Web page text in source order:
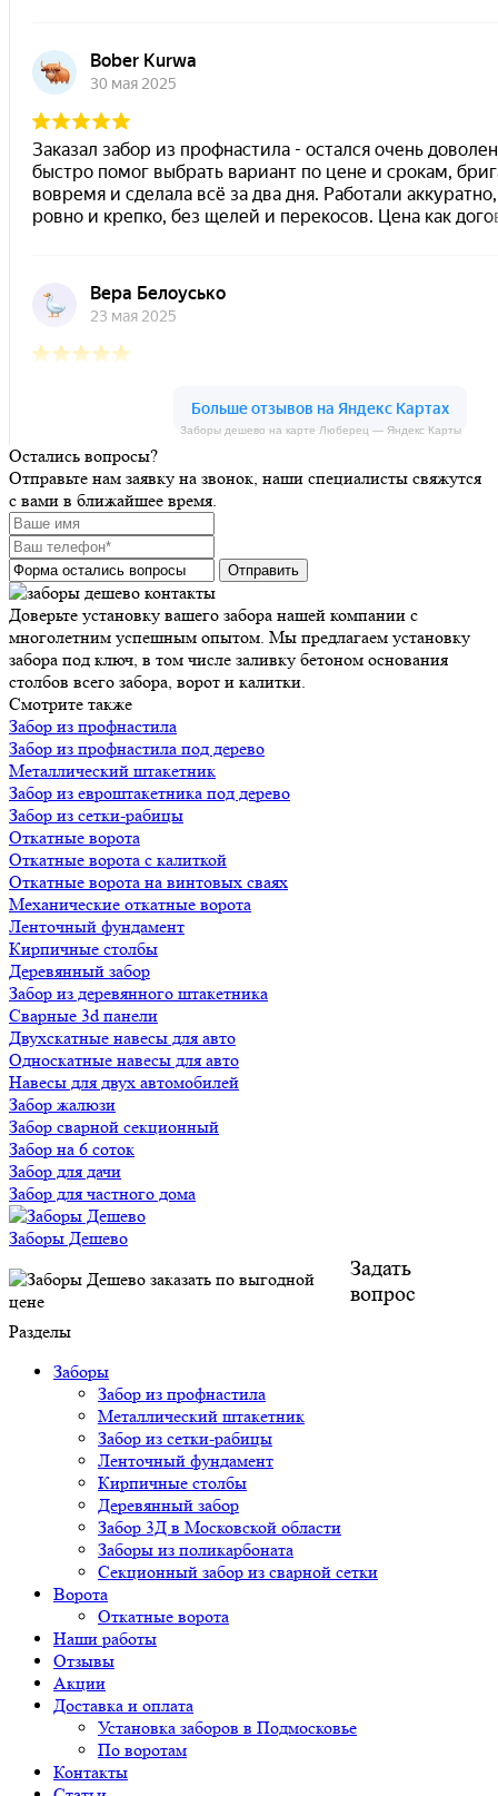
Заборы дешево на карте Люберец — Яндекс Карты
Остались вопросы?
Отправьте нам заявку на звонок, наши специалисты свяжутся
с вами в ближайшее время.
Доверьте установку вашего забора нашей компании с
многолетним успешным опытом. Мы предлагаем установку
забора под ключ, в том числе заливку бетоном основания
столбов всего забора, ворот и калитки.
Смотрите также
Забор из профнастила
Забор из профнастила под дерево
Металлический штакетник
Забор из евроштакетника под дерево
Забор из сетки-рабицы
Откатные ворота
Откатные ворота с калиткой
Откатные ворота на винтовых сваях
Механические откатные ворота
Ленточный фундамент
Кирпичные столбы
Деревянный забор
Забор из деревянного штакетника
Сварные 3d панели
Двухскатные навесы для авто
Односкатные навесы для авто
Навесы для двух автомобилей
Забор жалюзи
Забор сварной секционный
Забор на 6 соток
Забор для дачи
Забор для частного дома
Заборы Дешево
Задать
вопрос
Разделы
Заборы
Забор из профнастила
Металлический штакетник
Забор из сетки-рабицы
Ленточный фундамент
Кирпичные столбы
Деревянный забор
Забор 3Д в Московской области
Заборы из поликарбоната
Секционный забор из сварной сетки
Ворота
Откатные ворота
Наши работы
Отзывы
Акции
Доставка и оплата
Установка заборов в Подмосковье
По воротам
Контакты